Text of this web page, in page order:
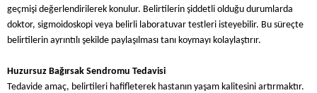
geçmişi değerlendirilerek konulur. Belirtilerin şiddetli olduğu durumlarda
doktor, sigmoidoskopi veya belirli laboratuvar testleri isteyebilir. Bu süreçte
belirtilerin ayrıntılı şekilde paylaşılması tanı koymayı kolaylaştırır.
Huzursuz Bağırsak Sendromu Tedavisi
Tedavide amaç, belirtileri hafifleterek hastanın yaşam kalitesini artırmaktır.